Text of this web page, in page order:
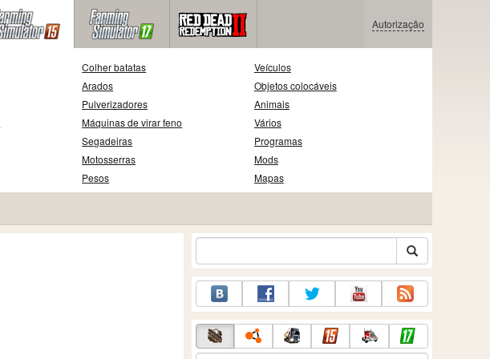
Autorização
Colher batatas
Arados
Pulverizadores
Máquinas de virar feno
Segadeiras
Motosserras
Pesos
Veículos
Objetos colocáveis
Animais
Vários
Programas
Mods
Mapas